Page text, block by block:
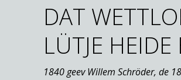
DAT
LÜTJE
1840 geev Willem Schröder, de